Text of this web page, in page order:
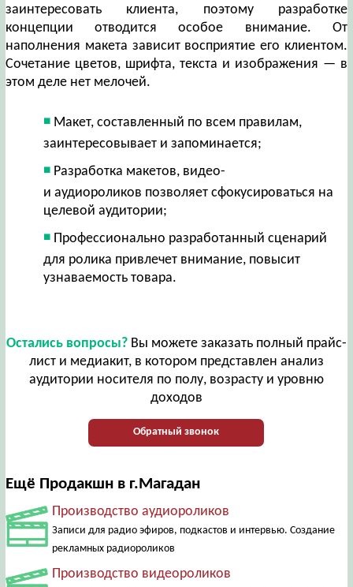
заинтересовать клиента, поэтому разработке
концепции отводится особое внимание. От
наполнения макета зависит восприятие его клиентом.
Сочетание цветов, шрифта, текста и изображения — в
этом деле нет мелочей.
Макет, составленный по всем правилам,
заинтересовывает и запоминается;
Разработка макетов, видео-
и аудиороликов позволяет сфокусироваться на
целевой аудитории;
Профессионально разработанный сценарий
для ролика привлечет внимание, повысит
узнаваемость товара.
Остались вопросы?Вы можете заказать полный прайс-
лист и медиакит, в котором представлен анализ
аудитории носителя по полу, возрасту и уровню
доходов
Обратный звонок
Ещё Продакшн в г.Магадан
Производство аудиороликов
Записи для радио эфиров, подкастов и интервью. Создание
рекламных радиороликов
Производство видеороликов